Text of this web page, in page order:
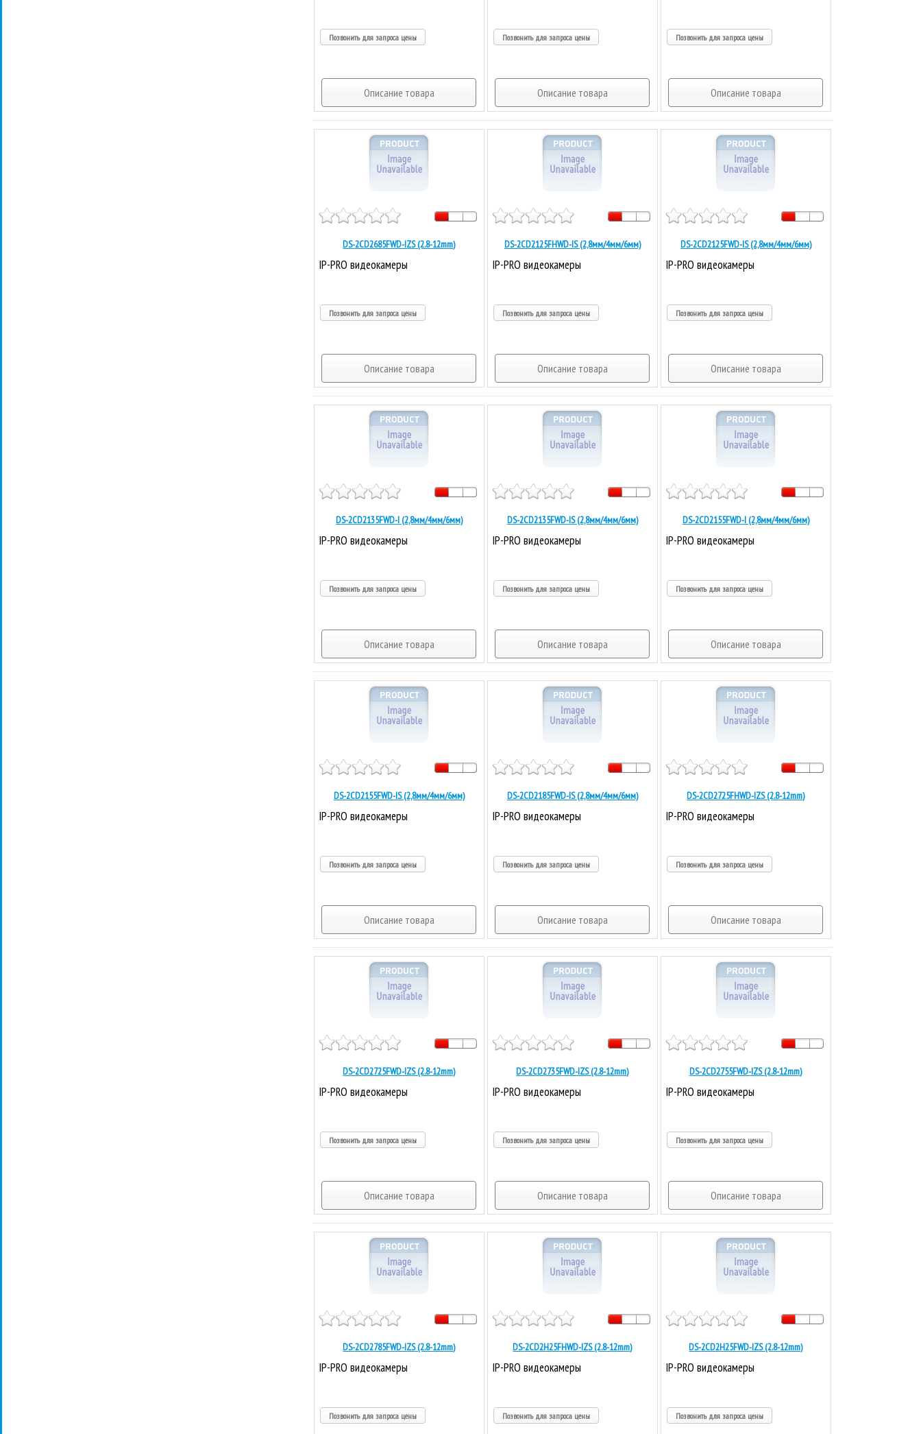
Позвонить для запроса цены
Описание товара
Позвонить для запроса цены
Описание товара
Позвонить для запроса цены
Описание товара
DS-2CD2685FWD-IZS (2.8-12mm)
IP-PRO видеокамеры
Позвонить для запроса цены
Описание товара
DS-2CD2125FHWD-IS (2,8мм/4мм/6мм)
IP-PRO видеокамеры
Позвонить для запроса цены
Описание товара
DS-2CD2125FWD-IS (2,8мм/4мм/6мм)
IP-PRO видеокамеры
Позвонить для запроса цены
Описание товара
DS-2CD2135FWD-I (2,8мм/4мм/6мм)
IP-PRO видеокамеры
Позвонить для запроса цены
Описание товара
DS-2CD2135FWD-IS (2,8мм/4мм/6мм)
IP-PRO видеокамеры
Позвонить для запроса цены
Описание товара
DS-2CD2155FWD-I (2,8мм/4мм/6мм)
IP-PRO видеокамеры
Позвонить для запроса цены
Описание товара
DS-2CD2155FWD-IS (2,8мм/4мм/6мм)
IP-PRO видеокамеры
Позвонить для запроса цены
Описание товара
DS-2CD2185FWD-IS (2,8мм/4мм/6мм)
IP-PRO видеокамеры
Позвонить для запроса цены
Описание товара
DS-2CD2725FHWD-IZS (2.8-12mm)
IP-PRO видеокамеры
Позвонить для запроса цены
Описание товара
DS-2CD2725FWD-IZS (2.8-12mm)
IP-PRO видеокамеры
Позвонить для запроса цены
Описание товара
DS-2CD2735FWD-IZS (2.8-12mm)
IP-PRO видеокамеры
Позвонить для запроса цены
Описание товара
DS-2CD2755FWD-IZS (2.8-12mm)
IP-PRO видеокамеры
Позвонить для запроса цены
Описание товара
DS-2CD2785FWD-IZS (2.8-12mm)
IP-PRO видеокамеры
Позвонить для запроса цены
DS-2CD2H25FHWD-IZS (2.8-12mm)
IP-PRO видеокамеры
Позвонить для запроса цены
DS-2CD2H25FWD-IZS (2.8-12mm)
IP-PRO видеокамеры
Позвонить для запроса цены